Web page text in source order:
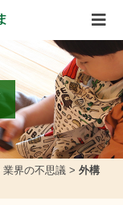
業界の不思議 > 外構